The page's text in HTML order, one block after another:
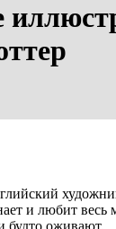
и любит весь
будто оживают.